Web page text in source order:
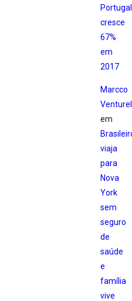
Portugal
cresce
67%
em
2017
Marcco
em
viaja
para
Nova
York
sem
seguro
de
saúde
e
família
vive